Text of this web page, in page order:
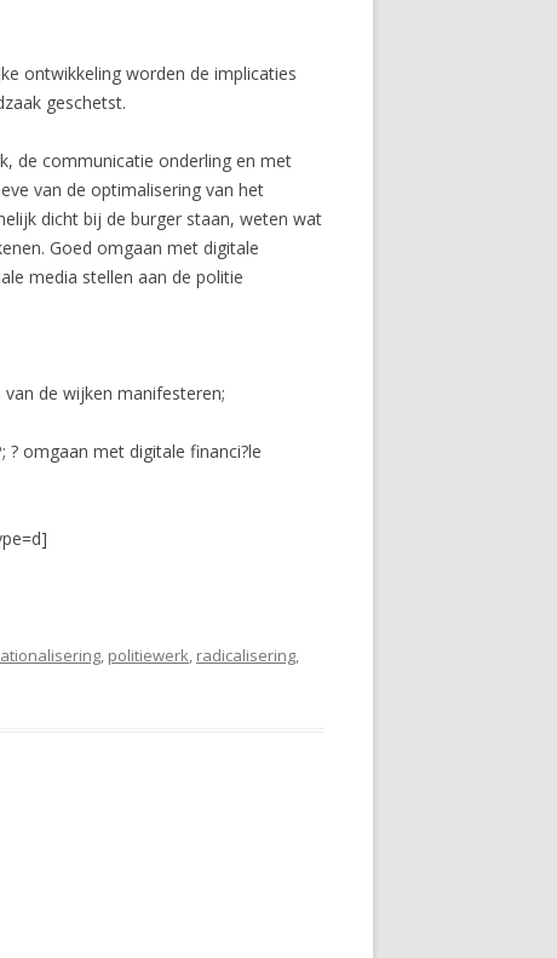
ontwikkeling worden de implicaties
geschetst.
de communicatie onderling en met
van de optimalisering van het
dicht bij de burger staan, weten wat
Goed omgaan met digitale
media stellen aan de politie
de wijken manifesteren;
? omgaan met digitale financi?le
, politiewerk, radicalisering,